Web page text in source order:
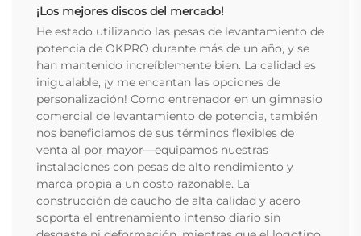
¡Los mejores discos del mercado!
He estado utilizando las pesas de levantamiento de
potencia de OKPRO durante más de un año, y se
han mantenido increíblemente bien. La calidad es
inigualable, ¡y me encantan las opciones de
personalización! Como entrenador en un gimnasio
comercial de levantamiento de potencia, también
nos beneficiamos de sus términos flexibles de
venta al por mayor—equipamos nuestras
instalaciones con pesas de alto rendimiento y
marca propia a un costo razonable. La
construcción de caucho de alta calidad y acero
soporta el entrenamiento intenso diario sin